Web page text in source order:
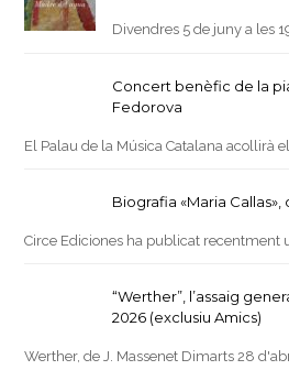
Divendres 5 de juny a les
Concert benèfic de la
Fedorova
El Palau de la Música Catalana acollirà el
Biografia «Maria
Circe Ediciones ha publicat recentment
“Werther”, l’assaig
2026 (exclusiu Amics)
Werther, de J. Massenet Dimarts 28